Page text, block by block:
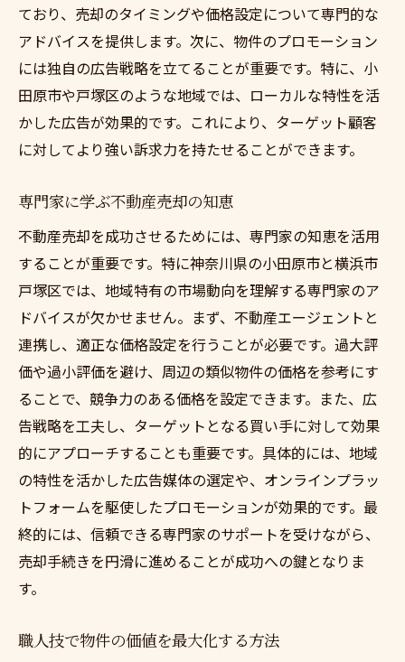
ており、売却のタイミングや価格設定について専門的な
アドバイスを提供します。次に、物件のプロモーション
には独自の広告戦略を立てることが重要です。特に、小
田原市や戸塚区のような地域では、ローカルな特性を活
かした広告が効果的です。これにより、ターゲット顧客
に対してより強い訴求力を持たせることができます。
専門家に学ぶ不動産売却の知恵
不動産売却を成功させるためには、専門家の知恵を活用
することが重要です。特に神奈川県の小田原市と横浜市
戸塚区では、地域特有の市場動向を理解する専門家のア
ドバイスが欠かせません。まず、不動産エージェントと
連携し、適正な価格設定を行うことが必要です。過大評
価や過小評価を避け、周辺の類似物件の価格を参考にす
ることで、競争力のある価格を設定できます。また、広
告戦略を工夫し、ターゲットとなる買い手に対して効果
的にアプローチすることも重要です。具体的には、地域
の特性を活かした広告媒体の選定や、オンラインプラッ
トフォームを駆使したプロモーションが効果的です。最
終的には、信頼できる専門家のサポートを受けながら、
売却手続きを円滑に進めることが成功への鍵となりま
す。
職人技で物件の価値を最大化する方法